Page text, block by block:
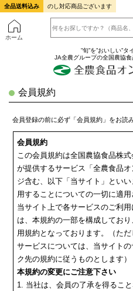
全品送料込み のし対応商品ございます
ホーム
”旬”を”おいしい”タ
JA全農グループの全国農協
会員規約
会員登録の前に必ず「会員規約」をお読
会員規約
この会員規約は全国農協食品株
が提供するサービス「全農食品
ジ含む、以下「当サイト」とい
用することについての一切に適用
当サイト上で各サービスのご利
は、本規約の一部を構成してお
用規約となっております。（た
サービスについては、当サイト
ク先の規約に従うものとします）
本規約の変更にご注意下さい
1. 当社は、会員の了承を得るこ